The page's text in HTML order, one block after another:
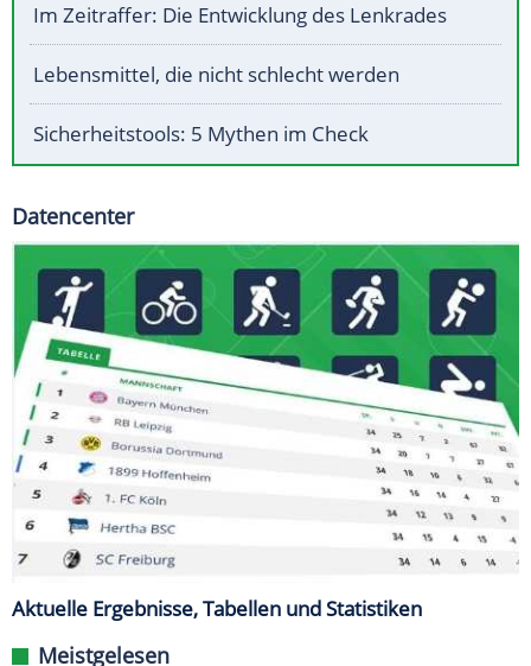
Im Zeitraffer: Die Entwicklung des Lenkrades
Lebensmittel, die nicht schlecht werden
Sicherheitstools: 5 Mythen im Check
Datencenter
Aktuelle Ergebnisse, Tabellen und Statistiken
Meistgelesen